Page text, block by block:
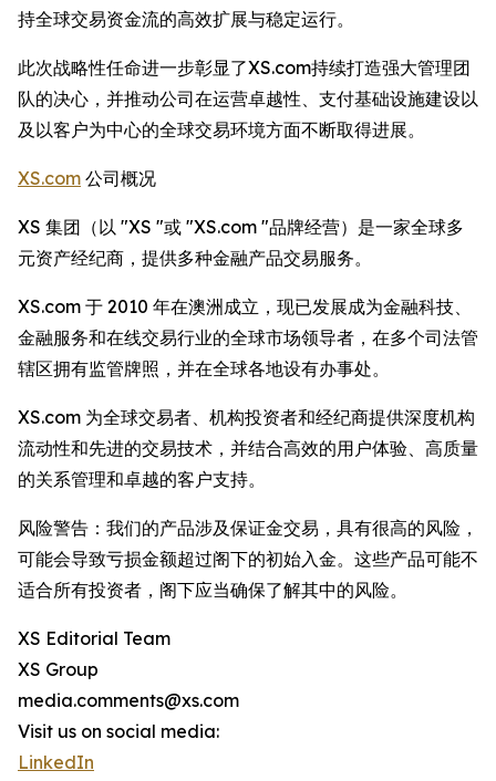
持全球交易资金流的高效扩展与稳定运行。
此次战略性任命进一步彰显了XS.com持续打造强大管理团
队的决心，并推动公司在运营卓越性、支付基础设施建设以
及以客户为中心的全球交易环境方面不断取得进展。
XS.com 公司概况
XS 集团（以 "XS "或 "XS.com "品牌经营）是一家全球多
元资产经纪商，提供多种金融产品交易服务。
XS.com 于 2010 年在澳洲成立，现已发展成为金融科技、
金融服务和在线交易行业的全球市场领导者，在多个司法管
辖区拥有监管牌照，并在全球各地设有办事处。
XS.com 为全球交易者、机构投资者和经纪商提供深度机构
流动性和先进的交易技术，并结合高效的用户体验、高质量
的关系管理和卓越的客户支持。
风险警告：我们的产品涉及保证金交易，具有很高的风险，
可能会导致亏损金额超过阁下的初始入金。这些产品可能不
适合所有投资者，阁下应当确保了解其中的风险。
XS Editorial Team
XS Group
media.comments@xs.com
Visit us on social media:
LinkedIn